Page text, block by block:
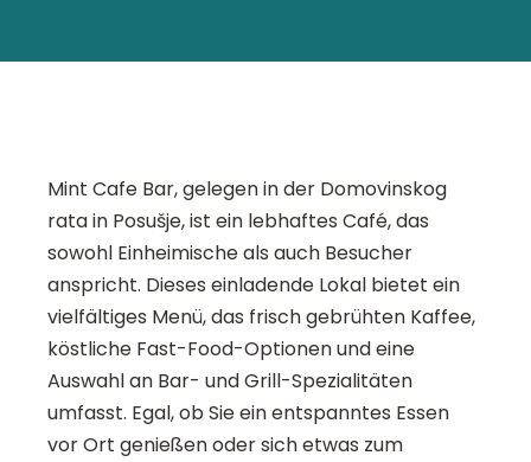
Mint Cafe Bar, gelegen in der Domovinskog
rata in Posušje, ist ein lebhaftes Café, das
sowohl Einheimische als auch Besucher
anspricht. Dieses einladende Lokal bietet ein
vielfältiges Menü, das frisch gebrühten Kaffee,
köstliche Fast-Food-Optionen und eine
Auswahl an Bar- und Grill-Spezialitäten
umfasst. Egal, ob Sie ein entspanntes Essen
vor Ort genießen oder sich etwas zum